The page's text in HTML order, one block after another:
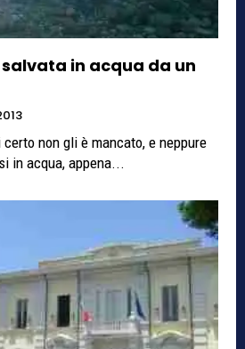
in acqua da un
non gli è mancato, e neppure
in acqua, appena...